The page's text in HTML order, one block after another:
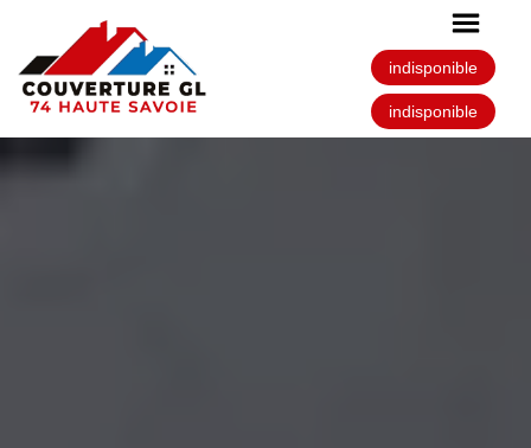
indisponible
indisponible